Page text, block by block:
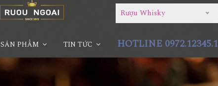
Rượu Whisky
SẢN PHẨM TIN TỨC HOTLINE 0972.12345.1